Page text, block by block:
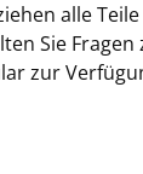
alle
Sie
zur